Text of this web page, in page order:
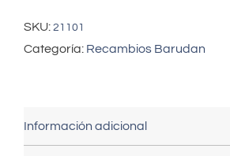
SKU: 21101
Categoría: Recambios Barudan
Información adicional